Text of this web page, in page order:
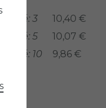
3
10,40 €
5
10,07 €
10
9,86 €